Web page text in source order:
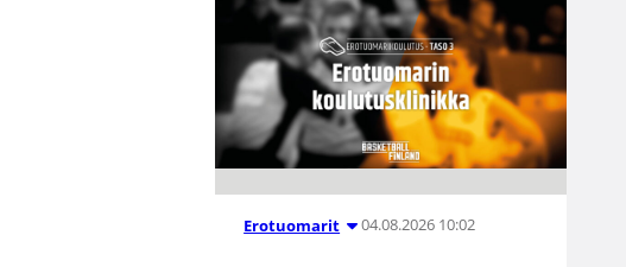
Erotuomarit 04.08.2026 10:02